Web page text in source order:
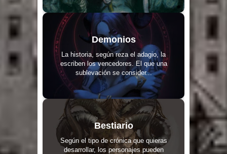
Demonios
La historia, según reza el adagio, la
escriben los vencedores. El que una
sublevación se consider...
Bestiario
Según el tipo de crónica que quieras
desarrollar, los personajes pueden